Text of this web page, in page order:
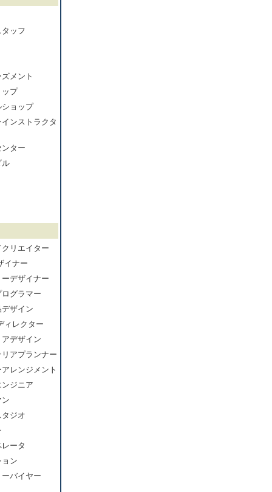
ッフ
メント
ップ
ショップ
ンストラクタ
ンター
ル
リエイター
イナー
デザイナー
グラマー
ザイン
ィレクター
デザイン
アプランナー
レンジメント
ンジニア
ン
ジオ
ータ
ョン
バイヤー